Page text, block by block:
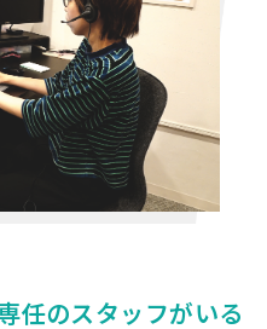
任のスタッフがいる